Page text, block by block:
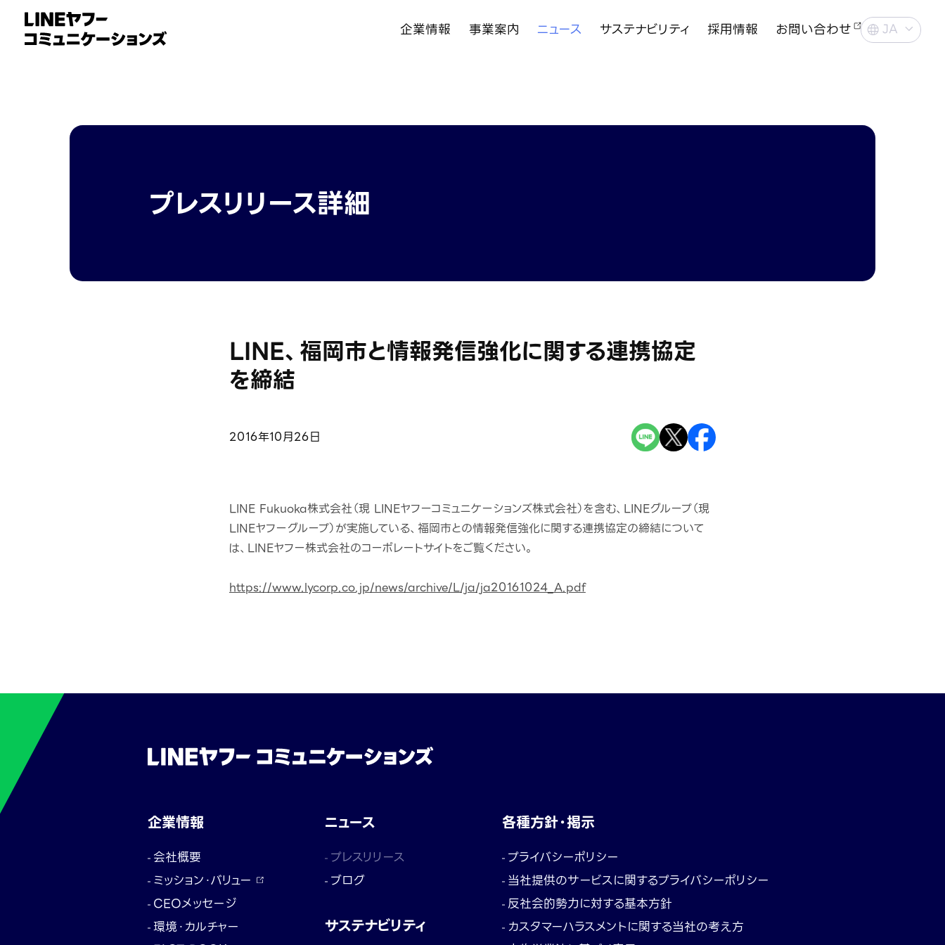
企業情報 事業案内 ニュース サステナビリティ 採用情報 お問い合わせ
プレスリリース詳細
LINE、福岡市と情報発信強化に関する連携協定
を締結
2016年10月26日
LINE Fukuoka株式会社（現 LINEヤフーコミュニケーションズ株式会社）を含む、LINEグループ（現
LINEヤフーグループ）が実施している、福岡市との情報発信強化に関する連携協定の締結について
は、LINEヤフー株式会社のコーポレートサイトをご覧ください。
https://www.lycorp.co.jp/news/archive/L/ja/ja20161024_A.pdf
企業情報
会社概要
ミッション・バリュー
CEOメッセージ
環境・カルチャー
ニュース
プレスリリース
ブログ
サステナビリティ
各種方針・掲示
プライバシーポリシー
当社提供のサービスに関するプライバシーポリシー
反社会的勢力に対する基本方針
カスタマーハラスメントに関する当社の考え方